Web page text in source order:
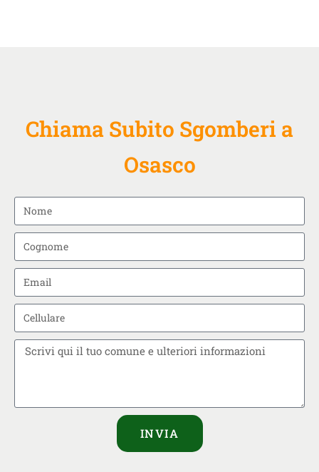
Chiama Subito Sgomberi a
Osasco
INVIA